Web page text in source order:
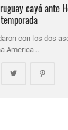
cayó ante
con los dos
America…